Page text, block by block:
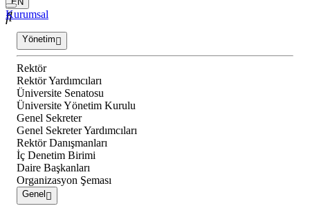
Kurumsal
Yönetim
Rektör
Rektör Yardımcıları
Üniversite Senatosu
Üniversite Yönetim Kurulu
Genel Sekreter
Genel Sekreter Yardımcıları
Rektör Danışmanları
İç Denetim Birimi
Daire Başkanları
Organizasyon Şeması
Genel